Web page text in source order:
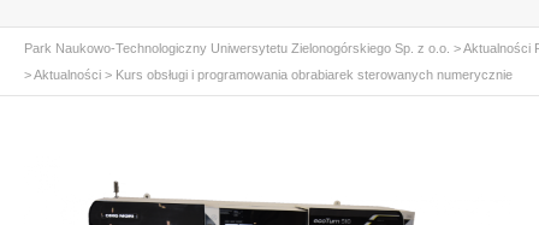
Park Naukowo-Technologiczny Uniwersytetu Zielonogórskiego Sp. z o.o. >Aktualności
>Aktualności > Kurs obsługi i programowania obrabiarek sterowanych numerycznie